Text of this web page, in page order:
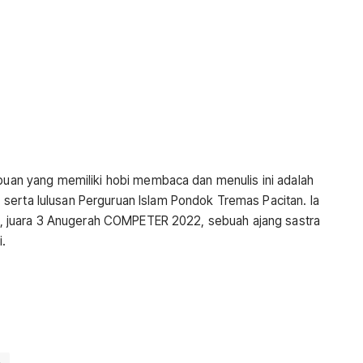
yang memiliki hobi membaca dan menulis ini adalah
lulusan Perguruan Islam Pondok Tremas Pacitan. Ia
3 Anugerah COMPETER 2022, sebuah ajang sastra